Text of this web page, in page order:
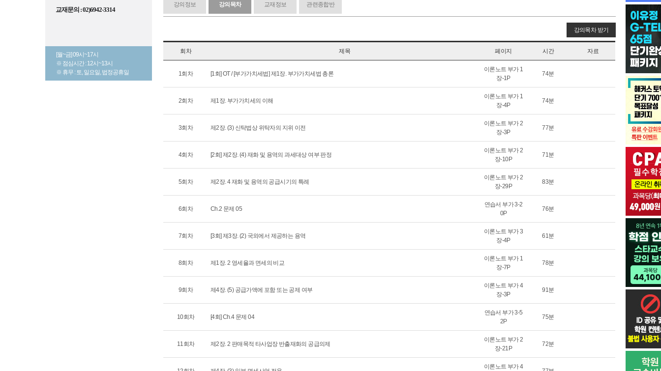
교재문의 : 02)6942-3314
[월~금] 09시~17시
※ 점심시간 : 12시~13시
※ 휴무 : 토, 일요일, 법정공휴일
강의정보 강의목차 교재정보 관련종합반
강의목차 받기
회차 제목 페이지 시간 자료
1회차 [1회] OT / [부가가치세법] 제1장. 부가가치세법 총론
이론노트 부가 1
장-1P
74분
2회차 제1장. 부가가치세의 이해
이론노트 부가 1
장-4P
74분
3회차 제2장. (3) 신탁법상 위탁자의 지위 이전
이론노트 부가 2
장-3P
77분
4회차 [2회] 제2장. (4) 재화 및 용역의 과세대상 여부 판정
이론노트 부가 2
장-10P
71분
5회차 제2장. 4 재화 및 용역의 공급시기의 특례
이론노트 부가 2
장-29P
83분
6회차 Ch.2 문제 05
연습서 부가 3-2
0P
76분
7회차 [3회] 제3장. (2) 국외에서 제공하는 용역
이론노트 부가 3
장-4P
61분
8회차 제1장. 2 영세율과 면세의 비교
이론노트 부가 1
장-7P
78분
9회차 제4장. (5) 공급가액에 포함 또는 공제 여부
이론노트 부가 4
장-3P
91분
10회차 [4회] Ch.4 문제 04
연습서 부가 3-5
2P
75분
11회차 제2장. 2 판매목적 타사업장 반출재화의 공급의제
이론노트 부가 2
장-21P
72분
이론노트 부가 4